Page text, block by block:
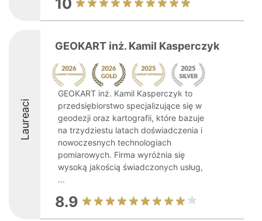
10
Laureaci
GEOKART inż. Kamil Kasperczyk
GEOKART inż. Kamil Kasperczyk to
przedsiębiorstwo specjalizujące się w
geodezji oraz kartografii, które bazuje
na trzydziestu latach doświadczenia i
nowoczesnych technologiach
pomiarowych. Firma wyróżnia się
wysoką jakością świadczonych usług,
...
8.9